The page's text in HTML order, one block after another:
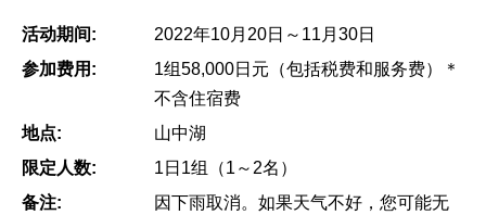
活动期间:
2022年10月20日～11月30日
参加费用:
1组58,000日元（包括税费和服务费）＊
不含住宿费
地点:
山中湖
限定人数:
1日1组（1～2名）
备注:
因下雨取消。如果天气不好，您可能无